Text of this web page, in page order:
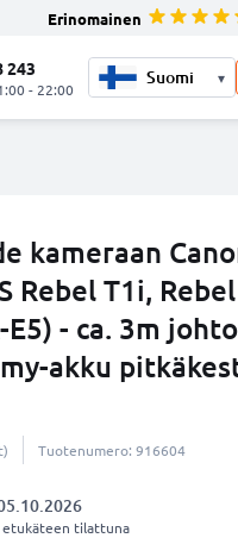
Erinomainen
243
- 22:00
▾
kameraan
Rebel T1i,
E5) - ca. 3m
akku
Tuotenumero: 916604
etukäteen tilattuna